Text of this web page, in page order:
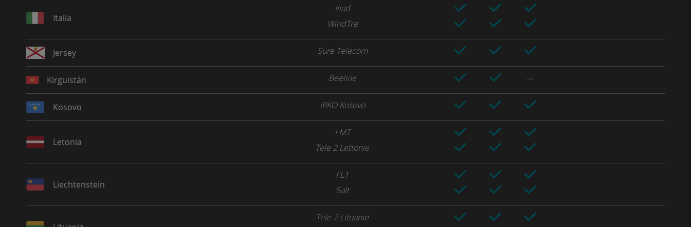
Italia
Iliad
WindTre
Jersey Sure Telecom
Kirguistán Beeline
Kosovo IPKO Kosovo
Letonia
LMT
Tele 2 Lettonie
Liechtenstein
FL1
Salt
Tele 2 Lituanie